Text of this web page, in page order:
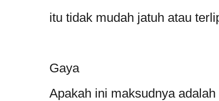
itu tidak mudah jatuh atau
Gaya
Apakah ini maksudnya